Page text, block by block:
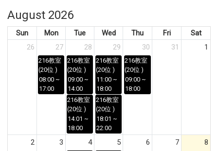
August 2026
Sun Mon Tue Wed Thu Fri
Sat
26
27
216教室
(20位 )
08:00 ~
17:00
28
216教室
(20位 )
09:00 ~
14:00
216教室
(20位 )
14:01 ~
18:00
29
216教室
(20位 )
11:00 ~
18:00
216教室
(20位 )
18:01 ~
22:00
30
216教室
(20位 )
09:00 ~
18:00
31 1
2 3 4 5 6 7 8